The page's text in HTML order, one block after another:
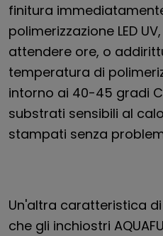
finitura
polimerizzazione LED
attendere ore, o
temperatura di
intorno ai 40-45 gradi
substrati sensibili al
stampati senza
Un'altra caratteristica
che gli inchiostri